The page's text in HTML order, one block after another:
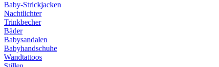
Baby-Strickjacken
Nachtlichter
Trinkbecher
Bäder
Babysandalen
Babyhandschuhe
Wandtattoos